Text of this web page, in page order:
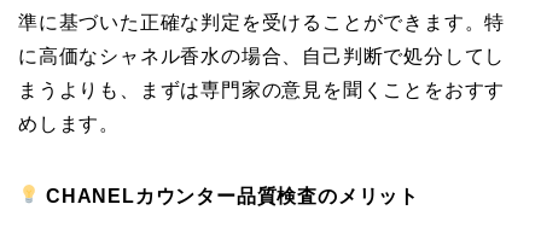
準に基づいた正確な判定を受けることができます。特
に高価なシャネル香水の場合、自己判断で処分してし
まうよりも、まずは専門家の意見を聞くことをおすす
めします。
CHANELカウンター品質検査のメリット